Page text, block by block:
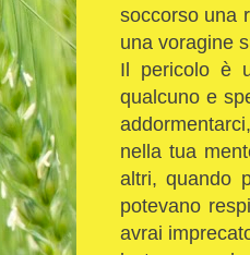
soccorso una
una voragine
Il pericolo è
qualcuno e
nella tua
altri, quando
potevano
avrai